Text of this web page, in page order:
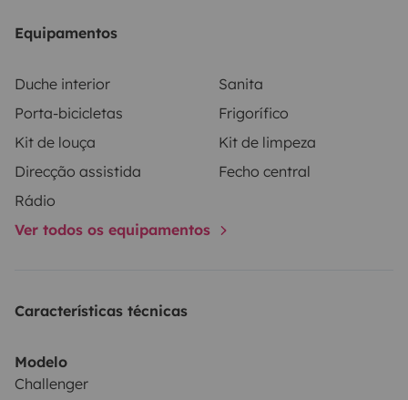
Equipamentos
Duche interior
Sanita
Porta-bicicletas
Frigorífico
Kit de louça
Kit de limpeza
Direcção assistida
Fecho central
Rádio
Ver todos os equipamentos
Características técnicas
Modelo
Challenger